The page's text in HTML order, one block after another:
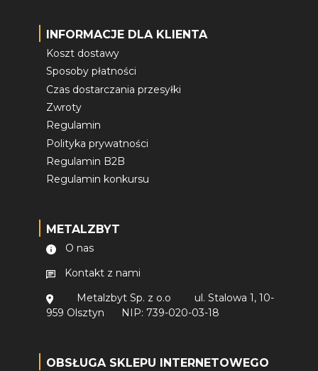
INFORMACJE DLA KLIENTA
Koszt dostawy
Sposoby płatności
Czas dostarczania przesyłki
Zwroty
Regulamin
Polityka prywatności
Regulamin B2B
Regulamin konkursu
METALZBYT
O nas
Kontakt z nami
Metalzbyt Sp. z o.o
ul. Stalowa 1, 10-
959 Olsztyn
NIP: 739-020-03-18
OBSŁUGA SKLEPU INTERNETOWEGO